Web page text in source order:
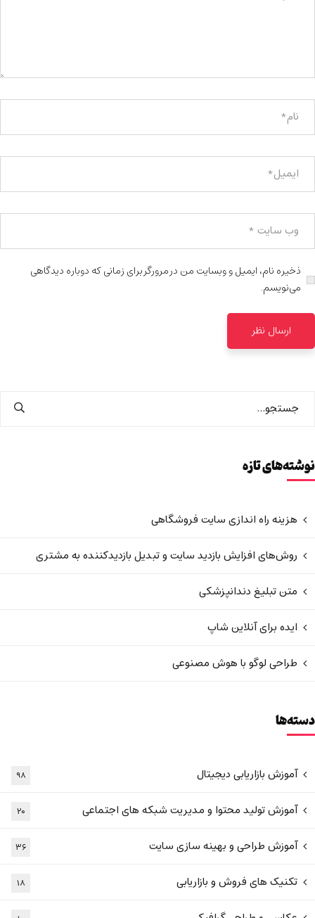
ذخیره نام، ایمیل و وبسایت من در مرورگر برای زمانی که دوباره دیدگاهی
می‌نویسم.
نوشته‌های تازه
هزینه راه اندازی سایت فروشگاهی
روش‌های افزایش بازدید سایت و تبدیل بازدیدکننده به مشتری
متن تبلیغ دندانپزشکی
ایده برای آنلاین شاپ
طراحی لوگو با هوش مصنوعی
دسته‌ها
آموزش بازاریابی دیجیتال ۹۸
آموزش تولید محتوا و مدیریت شبکه های اجتماعی ۲۰
آموزش طراحی و بهینه سازی سایت ۳۶
تکنیک های فروش و بازاریابی ۱۸